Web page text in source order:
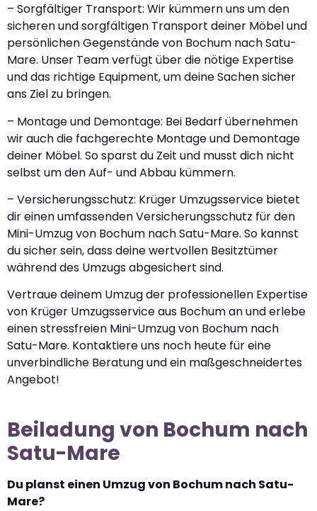
– Sorgfältiger Transport: Wir kümmern uns um den
sicheren und sorgfältigen Transport deiner Möbel und
persönlichen Gegenstände von Bochum nach Satu-
Mare. Unser Team verfügt über die nötige Expertise
und das richtige Equipment, um deine Sachen sicher
ans Ziel zu bringen.
– Montage und Demontage: Bei Bedarf übernehmen
wir auch die fachgerechte Montage und Demontage
deiner Möbel. So sparst du Zeit und musst dich nicht
selbst um den Auf- und Abbau kümmern.
– Versicherungsschutz: Krüger Umzugsservice bietet
dir einen umfassenden Versicherungsschutz für den
Mini-Umzug von Bochum nach Satu-Mare. So kannst
du sicher sein, dass deine wertvollen Besitztümer
während des Umzugs abgesichert sind.
Vertraue deinem Umzug der professionellen Expertise
von Krüger Umzugsservice aus Bochum an und erlebe
einen stressfreien Mini-Umzug von Bochum nach
Satu-Mare. Kontaktiere uns noch heute für eine
unverbindliche Beratung und ein maßgeschneidertes
Angebot!
Beiladung von Bochum nach
Satu-Mare
Du planst einen Umzug von Bochum nach Satu-
Mare?